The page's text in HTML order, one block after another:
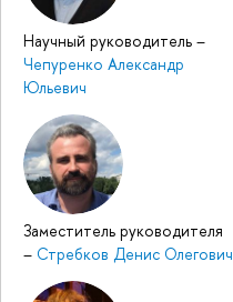
Научный руководитель –
Чепуренко Александр
Юльевич
Заместитель руководителя
– Стребков Денис Олегович